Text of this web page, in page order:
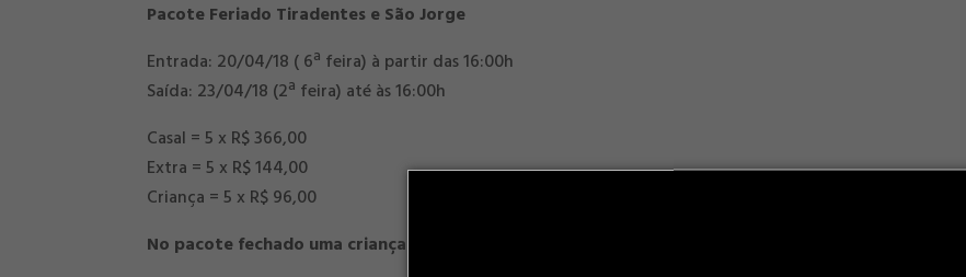
Pacote Feriado Tiradentes e São Jorge
Entrada: 20/04/18 ( 6ª feira) à partir das 16:00h
Saída: 23/04/18 (2ª feira) até às 16:00h
Casal = 5 x R$ 366,00
Extra = 5 x R$ 144,00
Criança = 5 x R$ 96,00
No pacote fechado uma criança até 10 anos no aptº é gratis.